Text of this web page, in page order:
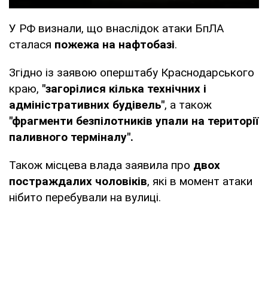
У РФ визнали, що внаслідок атаки БпЛА
сталася пожежа на нафтобазі.
Згідно із заявою оперштабу Краснодарського
краю, "загорілися кілька технічних і
адміністративних будівель", а також
"фрагменти безпілотників упали на території
паливного терміналу".
Також місцева влада заявила про двох
постраждалих чоловіків, які в момент атаки
нібито перебували на вулиці.